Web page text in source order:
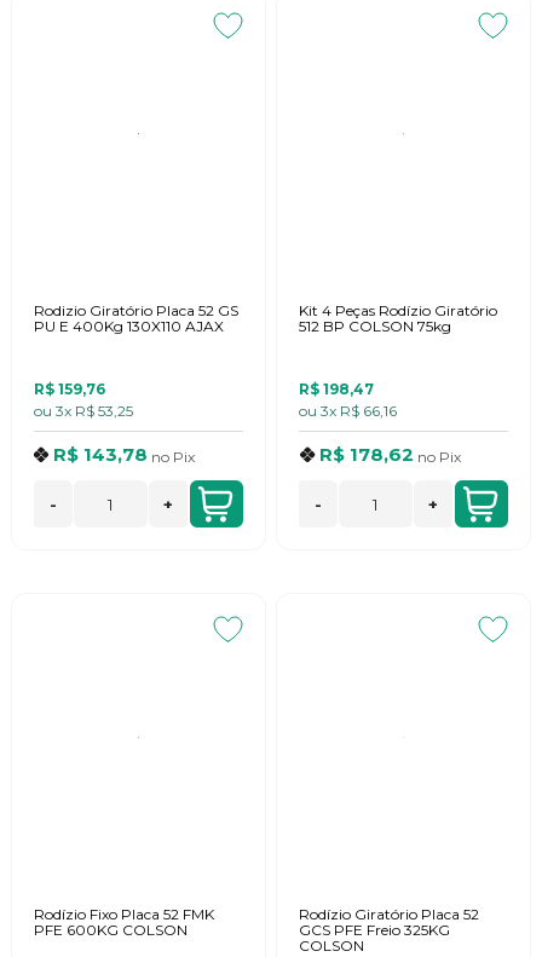
Rodizio Giratório Placa 52 GS
PU E 400Kg 130X110 AJAX
R$ 159,76
ou 3x R$ 53,25
R$ 143,78 no Pix
- +
Kit 4 Peças Rodízio Giratório
512 BP COLSON 75kg
R$ 198,47
ou 3x R$ 66,16
R$ 178,62 no Pix
- +
Rodízio Fixo Placa 52 FMK
PFE 600KG COLSON
Rodízio Giratório Placa 52
GCS PFE Freio 325KG
COLSON